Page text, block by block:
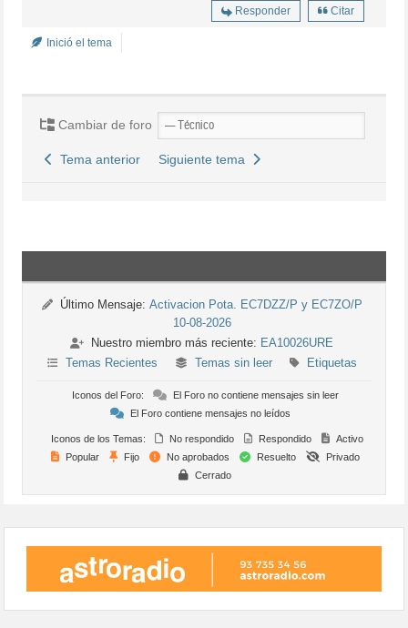
Responder Citar
Inició el tema
Cambiar de foro
Tema anterior Siguiente tema
Último Mensaje: Activacion Pota. EC7DZZ/P y EC7ZO/P
10-08-2026
Nuestro miembro más reciente: EA10026URE
Temas Recientes
Temas sin leer Etiquetas
Iconos del Foro:
El Foro no contiene mensajes sin leer
El Foro contiene mensajes no leídos
Iconos de los Temas: No respondido Respondido
Activo
Popular
Fijo No aprobados Resuelto
Privado
Cerrado